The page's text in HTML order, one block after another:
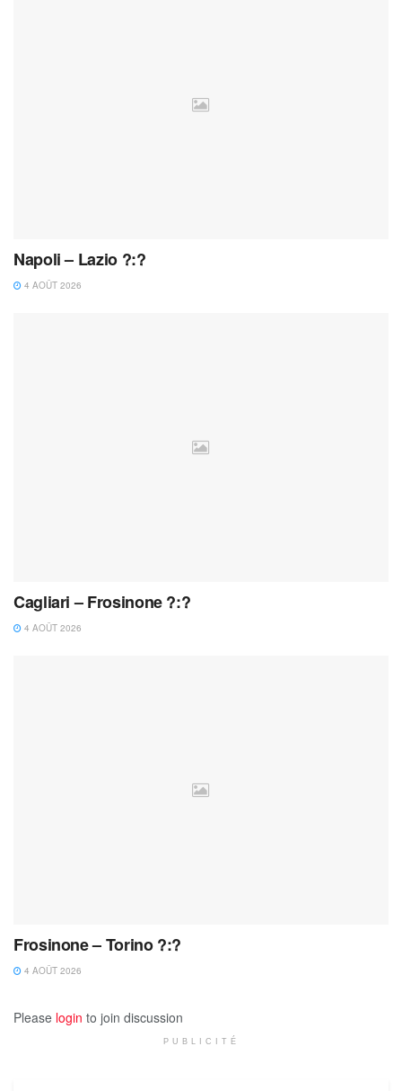
Napoli – Lazio ?:?
4 AOÛT 2026
Cagliari – Frosinone ?:?
4 AOÛT 2026
Frosinone – Torino ?:?
4 AOÛT 2026
Please login to join discussion
PUBLICITÉ